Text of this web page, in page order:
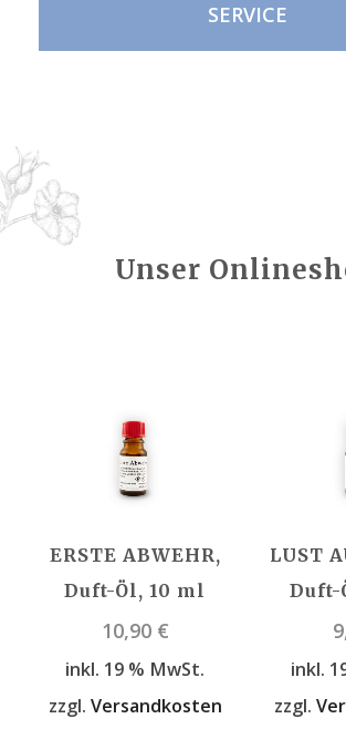
SERVICE
Unser
ERSTE ABWEHR,
Duft-Öl, 10 ml
10,90 €
inkl. 19 % MwSt.
zzgl. Versandkosten
LUST
Duft-
inkl.
zzgl.